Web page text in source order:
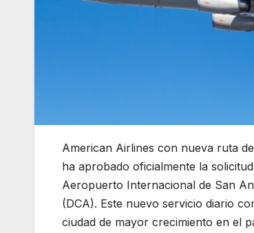
American Airlines con nueva ruta
ha aprobado oficialmente la
Aeropuerto Internacional de San
(DCA). Este nuevo servicio diario
ciudad de mayor crecimiento en el